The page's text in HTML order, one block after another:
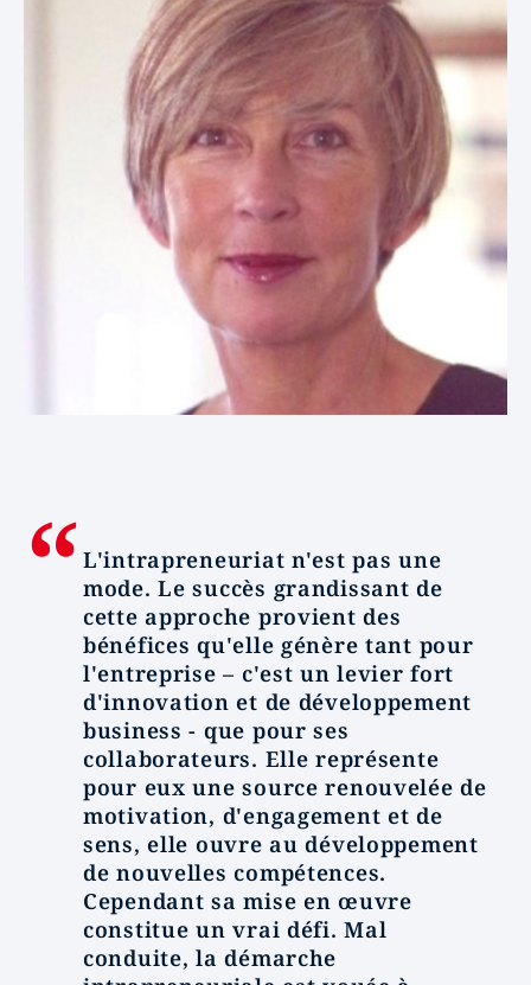
L'intrapreneuriat n'est pas une
mode. Le succès grandissant de
cette approche provient des
bénéfices qu'elle génère tant pour
l'entreprise – c'est un levier fort
d'innovation et de développement
business - que pour ses
collaborateurs. Elle représente
pour eux une source renouvelée de
motivation, d'engagement et de
sens, elle ouvre au développement
de nouvelles compétences.
Cependant sa mise en œuvre
constitue un vrai défi. Mal
conduite, la démarche